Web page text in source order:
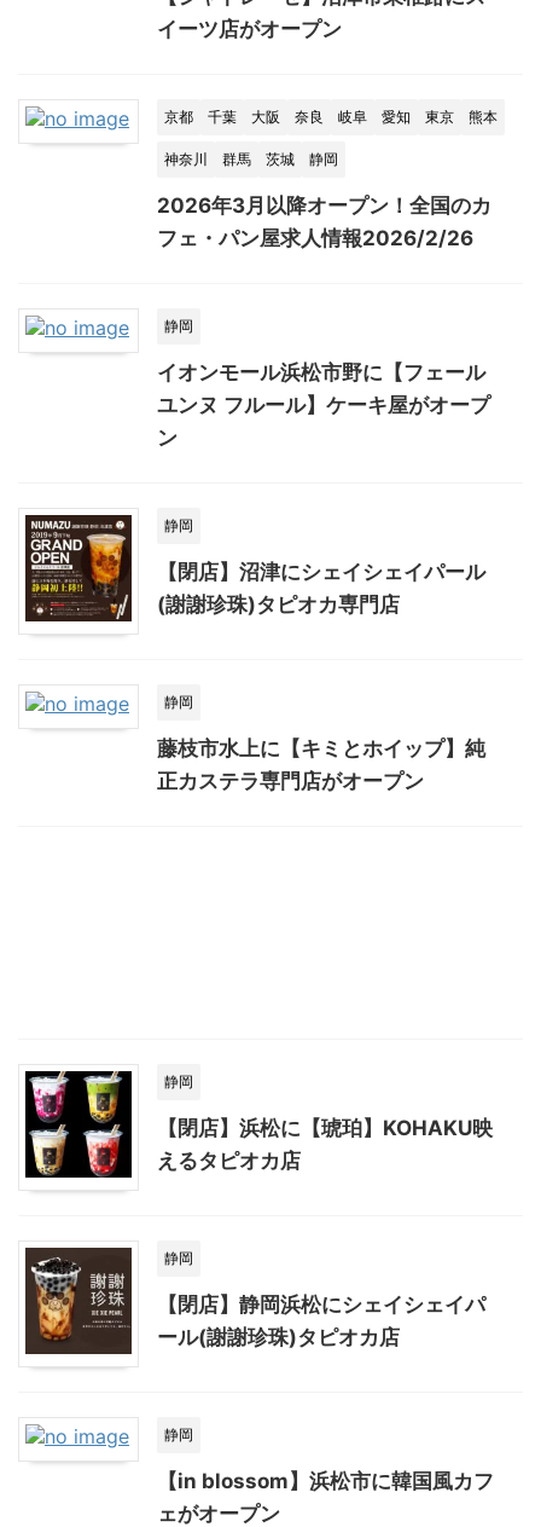
イーツ店がオープン
京都 千葉 大阪 奈良 岐阜 愛知 東京 熊本
神奈川 群馬 茨城 静岡
2026年3月以降オープン！全国のカ
フェ・パン屋求人情報2026/2/26
静岡
イオンモール浜松市野に【フェール
ユンヌ フルール】ケーキ屋がオープ
ン
静岡
【閉店】沼津にシェイシェイパール
(謝謝珍珠)タピオカ専門店
静岡
藤枝市水上に【キミとホイップ】純
正カステラ専門店がオープン
静岡
【閉店】浜松に【琥珀】KOHAKU映
えるタピオカ店
静岡
【閉店】静岡浜松にシェイシェイパ
ール(謝謝珍珠)タピオカ店
静岡
【in blossom】浜松市に韓国風カフ
ェがオープン